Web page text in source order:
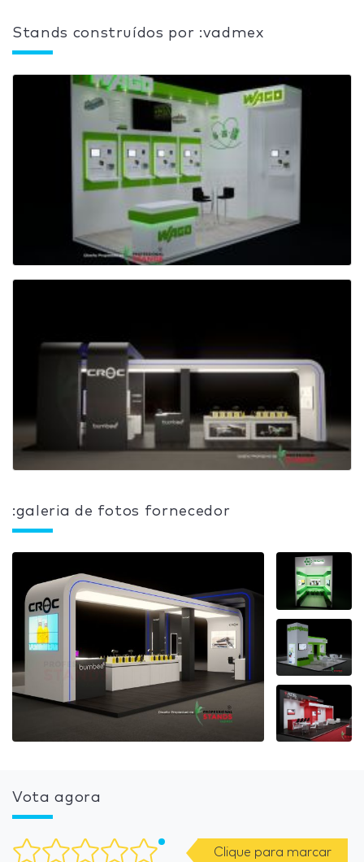
Stands construídos por :vadmex
:galeria de fotos fornecedor
Vota agora
Clique para marcar